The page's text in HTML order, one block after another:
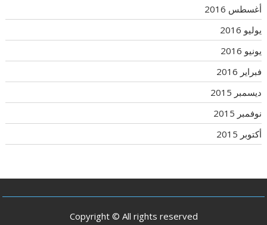
أغسطس 2016
يوليو 2016
يونيو 2016
فبراير 2016
ديسمبر 2015
نوفمبر 2015
أكتوبر 2015
Copyright © All rights reserved